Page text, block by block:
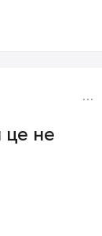
це не